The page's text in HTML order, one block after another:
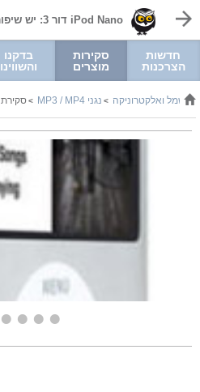
iPod Nano דור 3: יש שיפור
חדשות
הצרכנות
סקירות
מוצרים
בדקנו
והשווינו
> חשמל ואלקטרוניקה > נגני MP3 / MP4 >סקירת wisebuy iPod Nano דור 3: יש שיפור